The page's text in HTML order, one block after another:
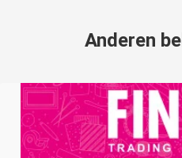
Anderen